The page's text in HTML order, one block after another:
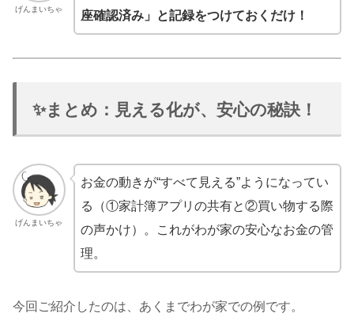
げんまいちゃ
座確認済み」と記録をつけておくだけ！
✨まとめ：見える化が、安心の秘訣！
げんまいちゃ
お金の動きが“すべて見える”ようになってい
る（①家計簿アプリの共有と②買い物する際
の声かけ）。これがわが家の安心なお金の管
理。
今回ご紹介したのは、あくまでわが家での例です。